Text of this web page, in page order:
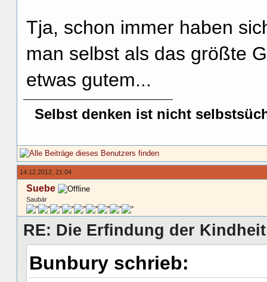
Tja, schon immer haben
man selbst als das größte
etwas gutem...
Selbst denken ist nicht
14.12.2012, 21:04
Suebe
Saubär
RE: Die Erfindung der Kindheit
Bunbury schrieb: